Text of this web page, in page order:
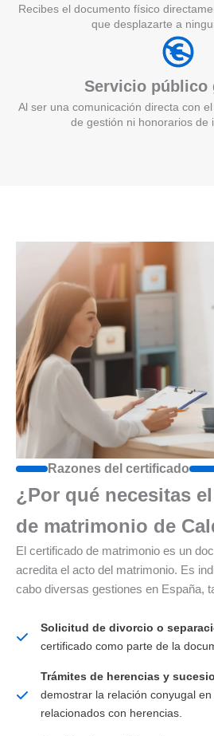
Recibes el documento físico
que desplazarte a
Servicio público
Al ser una comunicación directa con
de gestión ni honorarios de
Razones del certificado
¿Por qué necesitas
de matrimonio de
El certificado de matrimonio es un
acredita el acto del matrimonio. Es
cabo diversas gestiones en España,
Solicitud de divorcio o
certificado como parte de la
Trámites de herencias y
demostrar la relación conyugal
relacionados con herencias.